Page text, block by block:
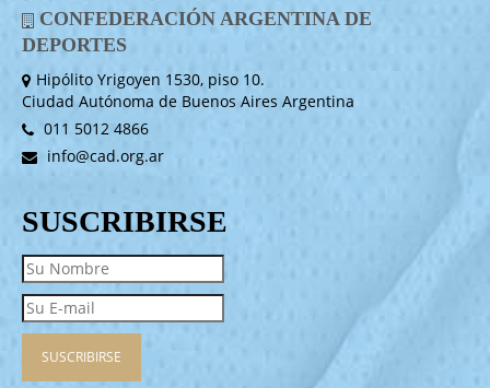
CONFEDERACIÓN ARGENTINA DE
DEPORTES
Hipólito Yrigoyen 1530, piso 10.
Ciudad Autónoma de Buenos Aires Argentina
011 5012 4866
info@cad.org.ar
SUSCRIBIRSE